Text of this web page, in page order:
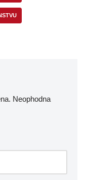
Neophodna